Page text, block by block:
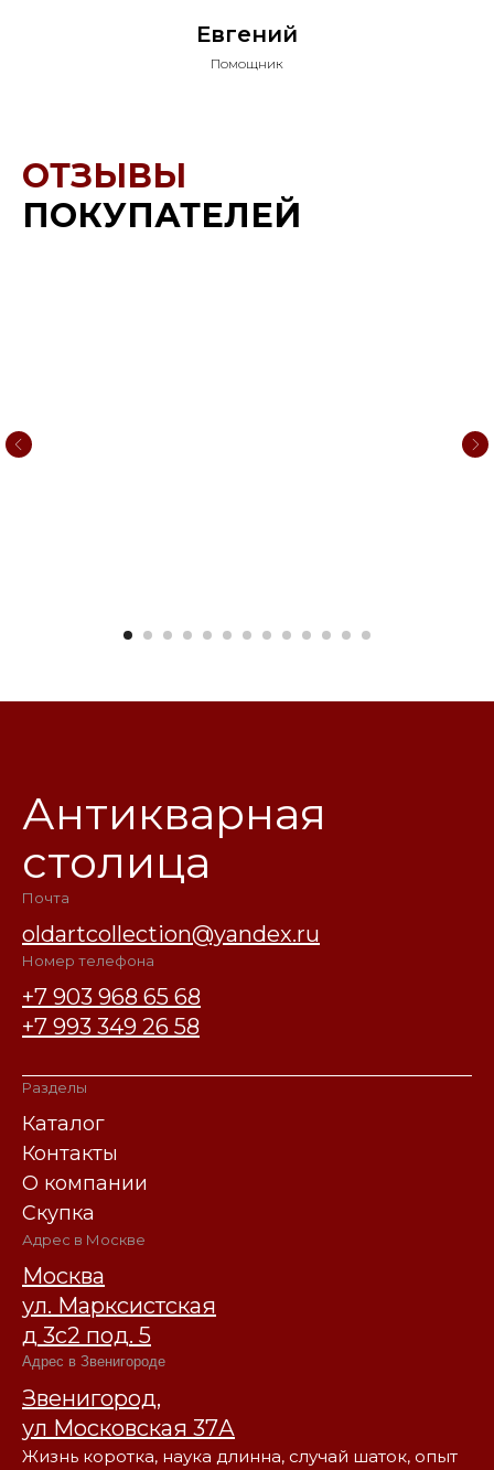
Евгений
Помощник
ОТЗЫВЫ
ПОКУПАТЕЛЕЙ
Антикварная
столица
Почта
oldartcollection@yandex.ru
Номер телефона
+7 903 968 65 68
+7 993 349 26 58
Разделы
Каталог
Контакты
О компании
Скупка
Адрес в Москве
Москва
ул. Марксистская
д 3с2 под. 5
Адрес в Звенигороде
Звенигород,
ул Московская 37А
Жизнь коротка, наука длинна, случай шаток, опыт